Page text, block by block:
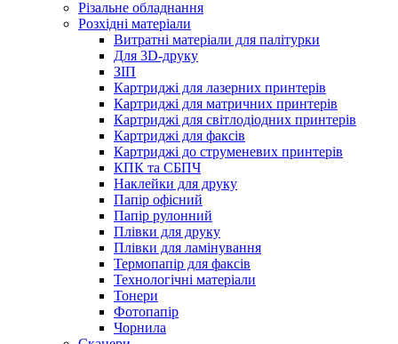
Різальне обладнання
Розхідні матеріали
Витратні матеріали для палітурки
Для 3D-друку
ЗІП
Картриджі для лазерних принтерів
Картриджі для матричних принтерів
Картриджі для світлодіодних принтерів
Картриджі для факсів
Картриджі до струменевих принтерів
КПК та СБПЧ
Наклейки для друку
Папір офісний
Папір рулонний
Плівки для друку
Плівки для ламінування
Термопапір для факсів
Технологічні матеріали
Тонери
Фотопапір
Чорнила